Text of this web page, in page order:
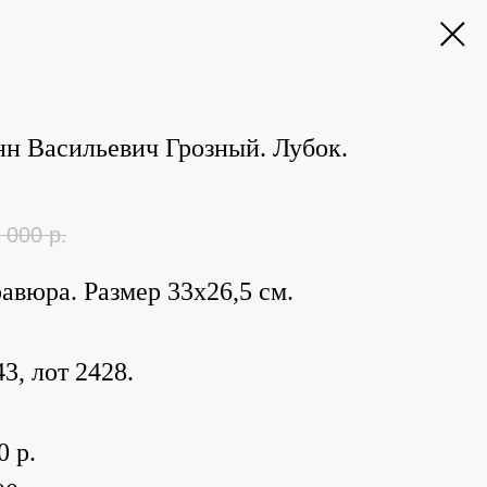
Васильевич Грозный. Лубок.
000 р.
Размер 33х26,5 см.
лот 2428.
р.